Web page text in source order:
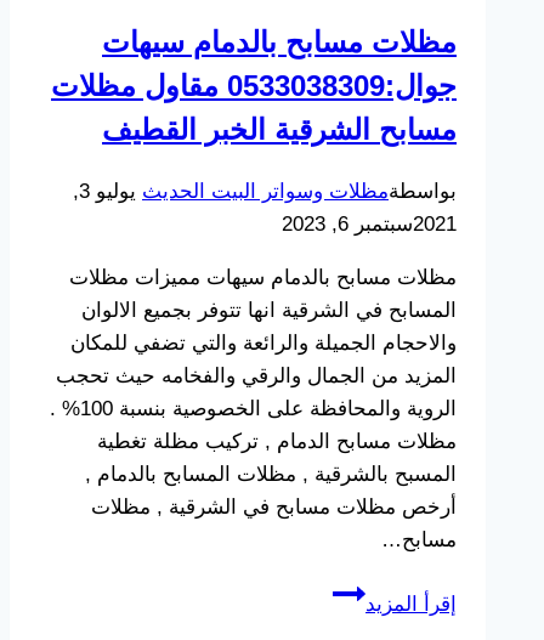
في
القطيف
سيهات
مظلات مسابح بالدمام سيهات
جوال:0533038309 مقاول مظلات
مسابح الشرقية الخبر القطيف
بواسطةمظلات وسواتر البيت الحديث
يوليو 3,
2021سبتمبر 6, 2023
مظلات مسابح بالدمام سيهات مميزات مظلات
المسابح في الشرقية انها تتوفر بجميع الالوان
والاحجام الجميلة والرائعة والتي تضفي للمكان
المزيد من الجمال والرقي والفخامه حيث تحجب
الروية والمحافظة على الخصوصية بنسبة 100% .
مظلات مسابح الدمام , تركيب مظلة تغطية
المسبح بالشرقية , مظلات المسابح بالدمام ,
أرخص مظلات مسابح في الشرقية , مظلات
مسابح…
إقرأ المزيد
مظلات